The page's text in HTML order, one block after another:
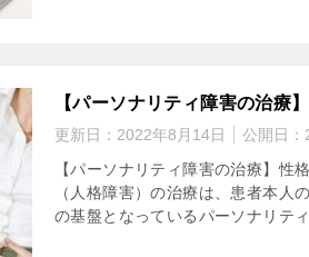
【パーソナリティ障害の治療
更新日： 2022年8月14日 公開日：
【パーソナリティ障害の治療】性
（人格障害）の治療は、患者本人
の基盤となっているパーソナリテ